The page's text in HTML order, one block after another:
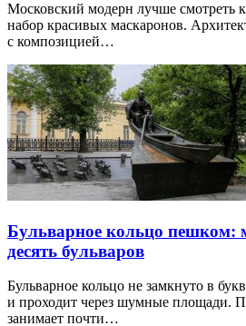
Московский модерн лучше смотреть
набор красивых маскаронов.
с композицией…
Бульварное кольцо пешком:
десять бульваров
Бульварное кольцо не замкнуто в
и проходит через шумные площади.
занимает почти…